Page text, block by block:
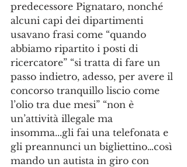
predecessore Pignataro, nonché
alcuni capi dei dipartimenti
usavano frasi come “quando
abbiamo ripartito i posti di
ricercatore” “si tratta di fare un
passo indietro, adesso, per avere il
concorso tranquillo liscio come
l’olio tra due mesi” “non è
un’attività illegale ma
insomma...gli fai una telefonata e
gli preannunci un bigliettino…così
mando un autista in giro con